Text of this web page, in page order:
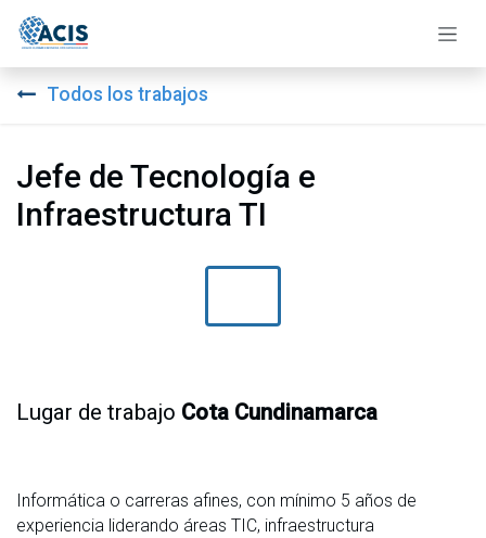
Todos los trabajos
Jefe de Tecnología e
Infraestructura TI
Lugar de trabajo Cota Cundinamarca
Informática o carreras afines, con mínimo 5 años de
experiencia liderando áreas TIC, infraestructura